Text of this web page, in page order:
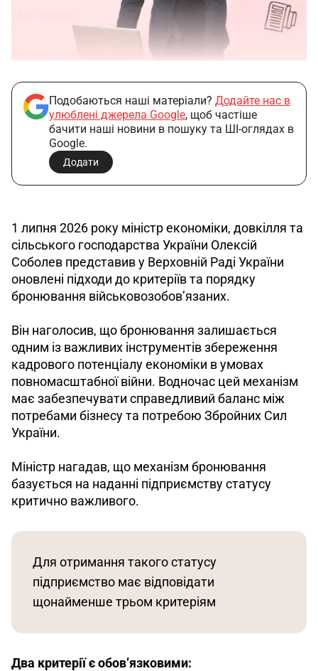
Подобаються наші матеріали? Додайте нас в
улюблені джерела Google, щоб частіше
бачити наші новини в пошуку та ШІ-оглядах в
Google.
Додати
1 липня 2026 року міністр економіки, довкілля та
сільського господарства України Олексій
Соболев представив у Верховній Раді України
оновлені підходи до критеріїв та порядку
бронювання військовозобов’язаних.
Він наголосив, що бронювання залишається
одним із важливих інструментів збереження
кадрового потенціалу економіки в умовах
повномасштабної війни. Водночас цей механізм
має забезпечувати справедливий баланс між
потребами бізнесу та потребою Збройних Сил
України.
Міністр нагадав, що механізм бронювання
базується на наданні підприємству статусу
критично важливого.
Для отримання такого статусу
підприємство має відповідати
щонайменше трьом критеріям
Два критерії є обов’язковими: